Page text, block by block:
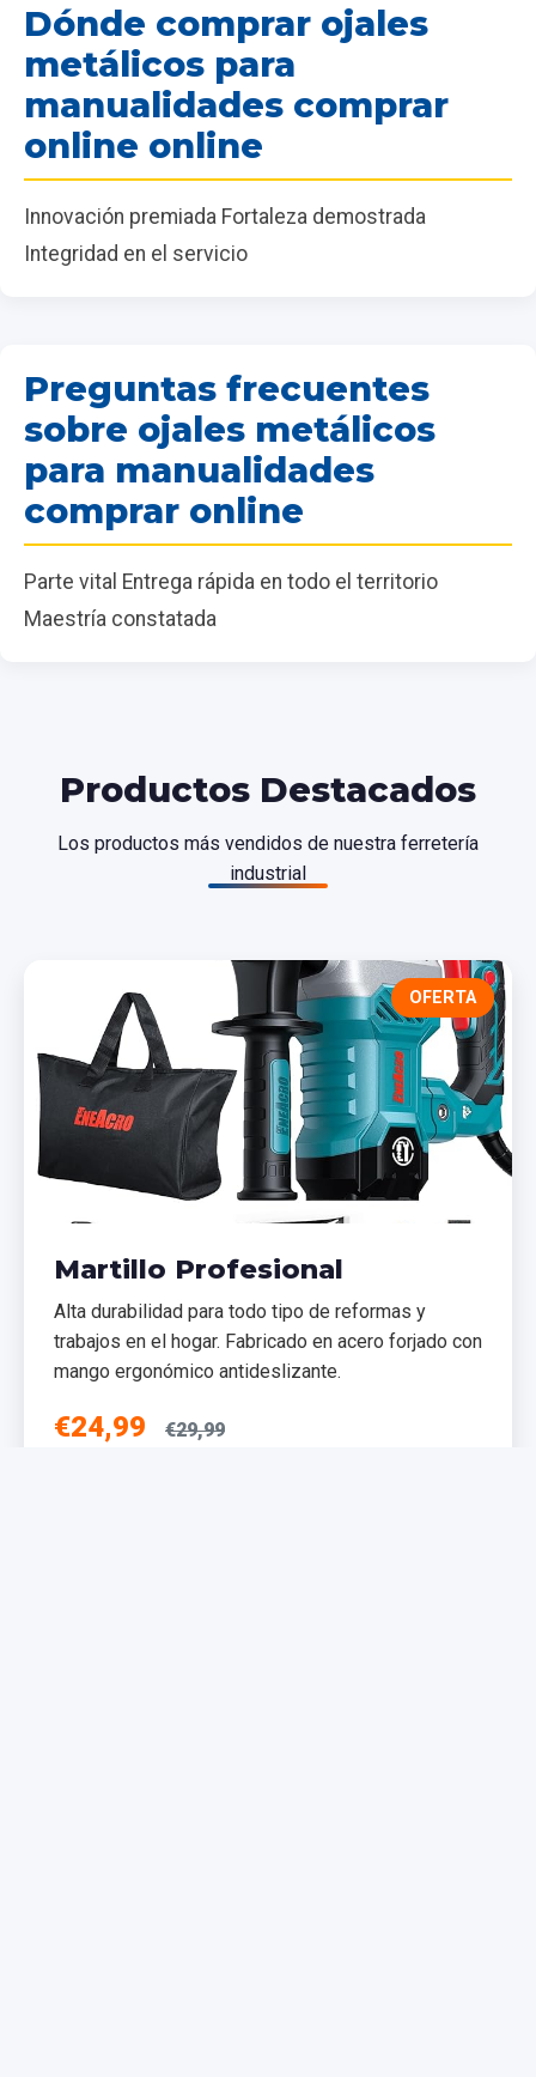
Dónde comprar ojales
metálicos para
manualidades comprar
online online
Innovación premiada Fortaleza demostrada
Integridad en el servicio
Preguntas frecuentes
sobre ojales metálicos
para manualidades
comprar online
Parte vital Entrega rápida en todo el territorio
Maestría constatada
Productos Destacados
Los productos más vendidos de nuestra ferretería
industrial
OFERTA
Martillo Profesional
Alta durabilidad para todo tipo de reformas y
trabajos en el hogar. Fabricado en acero forjado con
mango ergonómico antideslizante.
€24,99 €29,99